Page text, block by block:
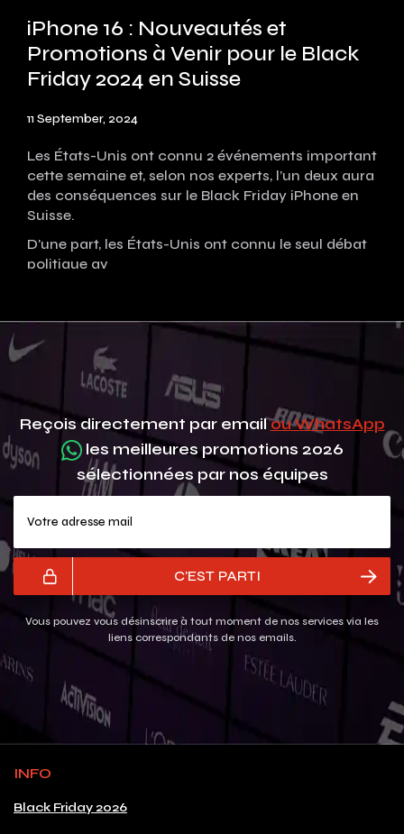
iPhone 16 : Nouveautés et
Promotions à Venir pour le Black
Friday 2024 en Suisse
11 September, 2024
Les États-Unis ont connu 2 événements important
cette semaine et, selon nos experts, l’un deux aura
des conséquences sur le Black Friday iPhone en
Suisse.
D'une part, les États-Unis ont connu le seul débat
politique av
Reçois directement par emailou WhatsApp
les meilleures promotions 2026
sélectionnées par nos équipes
C'EST PARTI
Vous pouvez vous désinscrire à tout moment de nos services via les
liens correspondants de nos emails.
INFO
Black Friday 2026